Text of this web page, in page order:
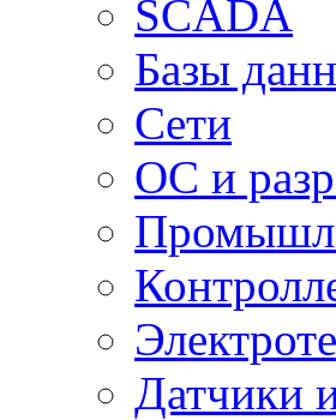
SCADA
Базы
Сети
ОС и
Датчики